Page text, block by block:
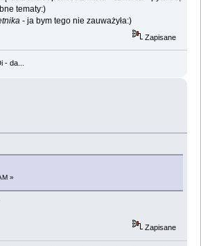
tematy:)
- ja bym tego nie zauważyła:)
Zapisane
da...
»
Zapisane